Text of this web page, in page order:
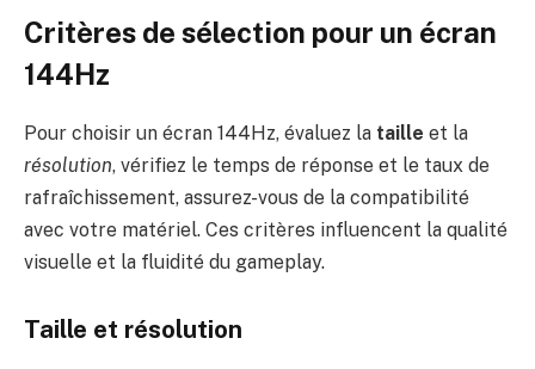
Critères de sélection pour un écran
144Hz
Pour choisir un écran 144Hz, évaluez la taille et la
résolution, vérifiez le temps de réponse et le taux de
rafraîchissement, assurez-vous de la compatibilité
avec votre matériel. Ces critères influencent la qualité
visuelle et la fluidité du gameplay.
Taille et résolution